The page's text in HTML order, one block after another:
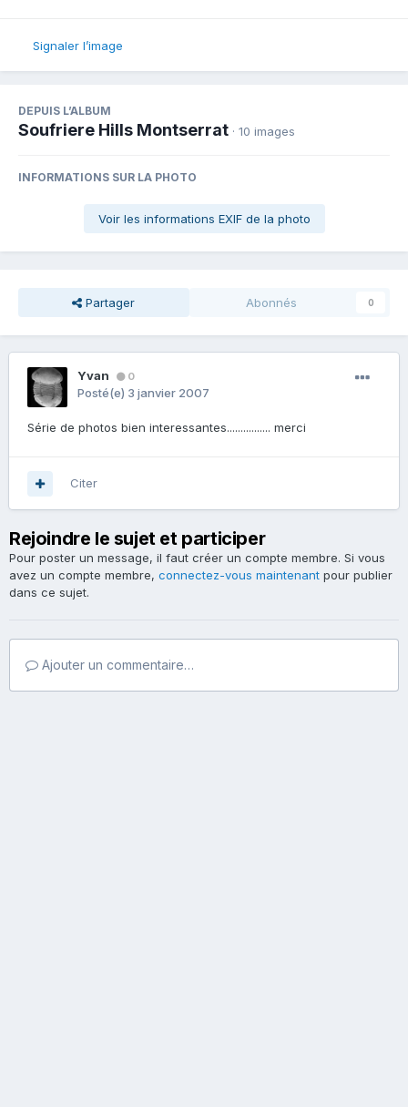
Signaler l’image
DEPUIS L’ALBUM
Soufriere Hills Montserrat · 10 images
INFORMATIONS SUR LA PHOTO
Voir les informations EXIF de la photo
Partager Abonnés 0
Yvan 0
Posté(e) 3 janvier 2007
Série de photos bien interessantes................ merci
Citer
Rejoindre le sujet et participer
Pour poster un message, il faut créer un compte membre. Si vous
avez un compte membre, connectez-vous maintenant pour publier
dans ce sujet.
Ajouter un commentaire…